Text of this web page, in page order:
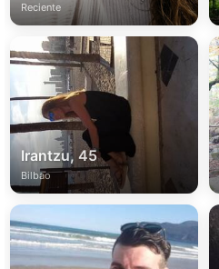
Reciente
Irantzu, 45
Bilbao